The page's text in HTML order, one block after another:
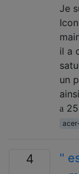
Je
il a
un
25
4
''